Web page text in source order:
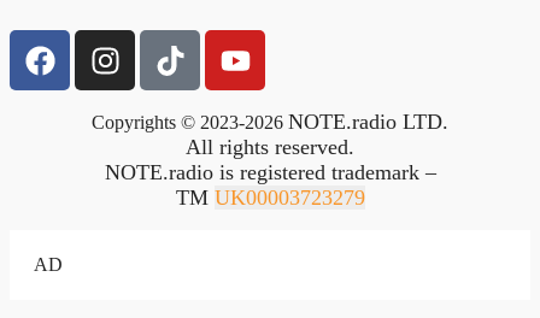
Copyrights © 2023-2026 NOTE.radio LTD.
All rights reserved.
NOTE.radio is registered trademark –
TM UK00003723279
AD